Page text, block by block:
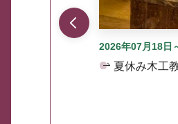
2026年07月18日
夏休み木工